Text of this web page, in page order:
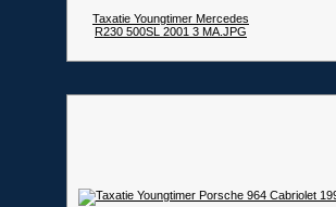
Taxatie Youngtimer Mercedes
R230 500SL 2001 3 MA.JPG